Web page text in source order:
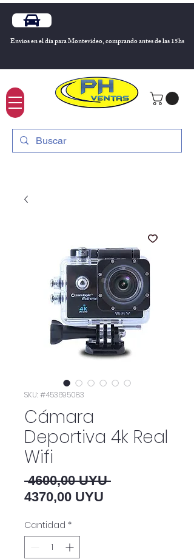
Envios en el día para Montevideo, comprando antes de las 15hs
SKU: #453695083
Cámara
Deportiva 4k Real
Wifi
4600,00 UYU Precio
4370,00 UYU
Cantidad *